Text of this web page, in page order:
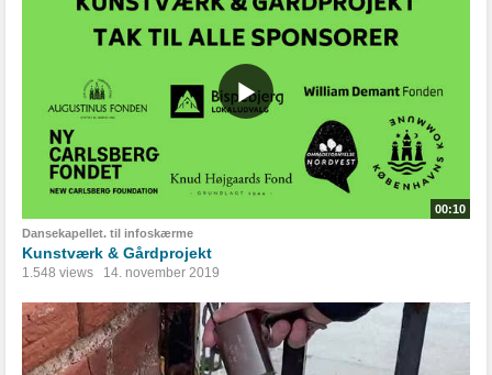
00:10
Dansekapellet. til infoskærme
Kunstværk & Gårdprojekt
1.548 views 14. november 2019